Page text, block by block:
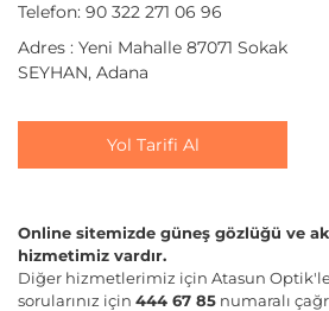
Telefon: 90 322 271 06 96
Adres : Yeni Mahalle 87071 Sokak
SEYHAN, Adana
Yol Tarifi Al
Online sitemizde güneş gözlüğü ve
hizmetimiz vardır.
Diğer hizmetlerimiz için Atasun
sorularınız için 444 67 85 numaralı